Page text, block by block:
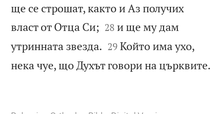
ще се строшат, както и Аз получих
власт от Отца Си; 

28 и ще му дам
утринната звезда. 

29 Който има ухо,
нека чуе, що Духът говори на църквите.